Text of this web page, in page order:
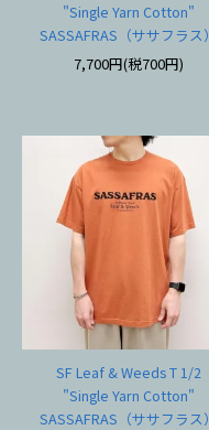
"Single Yarn Cotton"
SASSAFRAS（ササフラス）
7,700円(税700円)
SF Leaf & Weeds T 1/2
"Single Yarn Cotton"
SASSAFRAS（ササフラス）